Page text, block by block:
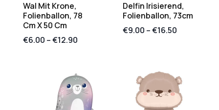
Wal Mit Krone,
Folienballon, 78
Cm X 50 Cm
€6.00 –€12.90
Delfin Irisierend,
Folienballon, 73cm
€9.00 –€16.50